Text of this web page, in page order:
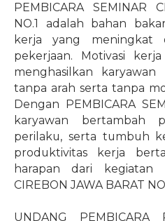
PEMBICARA SEMINAR
NO.1 adalah bahan
kerja yang meningkat
pekerjaan. Motivasi
menghasilkan
tanpa arah serta tanpa
Dengan PEMBICARA
karyawan bertambah
perilaku, serta tumbuh
produktivitas kerja
harapan dari kegiatan
CIREBON JAWA BARAT
UNDANG PEMBICARA